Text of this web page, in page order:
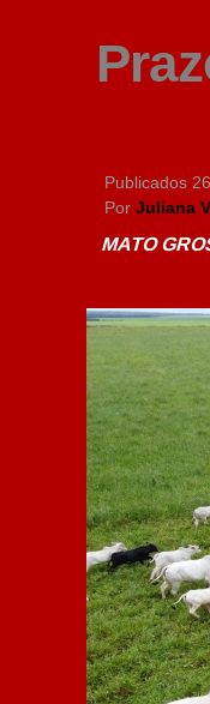
Publicados
Por Juliana
MATO